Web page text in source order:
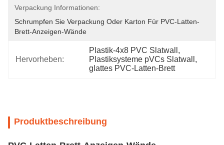
Verpackung Informationen:
Schrumpfen Sie Verpackung Oder Karton Für PVC-Latten-
Brett-Anzeigen-Wände
Hervorheben:
Plastik-4x8 PVC Slatwall ,
Plastiksysteme pVCs Slatwall ,
glattes PVC-Latten-Brett
Produktbeschreibung